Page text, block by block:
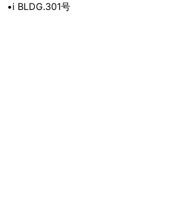
•i BLDG.301号